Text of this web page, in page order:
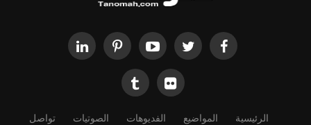
الرئيسية المواضيع الفديوهات الصوتيات تواصل